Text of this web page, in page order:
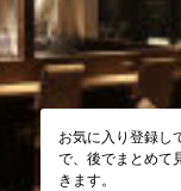
お気に入り登録し
で、後でまとめて
きます。